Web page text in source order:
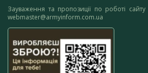
Зауваження та пропозиції по роботі
webmaster@armyinform.com.ua